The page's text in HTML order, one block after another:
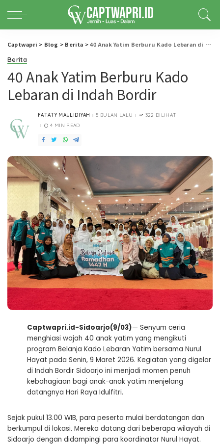
Captwapri > Blog > Berita >40 Anak Yatim Berburu Kado Lebaran di Indah Bordir
Berita
40 Anak Yatim Berburu Kado
Lebaran di Indah Bordir
POSTED
FATATY MAULIDIYAH 5 BULAN LALU
322 DILIHAT
4 MIN READ
Captwapri.id-Sidoarjo(9/03)— Senyum ceria
menghiasi wajah 40 anak yatim yang mengikuti
program Belanja Kado Lebaran Yatim bersama Nurul
Hayat pada Senin, 9 Maret 2026. Kegiatan yang digelar
di Indah Bordir Sidoarjo ini menjadi momen penuh
kebahagiaan bagi anak-anak yatim menjelang
datangnya Hari Raya Idulfitri.
Sejak pukul 13.00 WIB, para peserta mulai berdatangan dan
berkumpul di lokasi. Mereka datang dari beberapa wilayah di
Sidoarjo dengan didampingi para koordinator Nurul Hayat.